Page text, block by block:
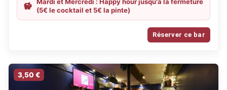
(5€ le cocktail et 5€ la pinte)
Réserver ce bar
3,50 €